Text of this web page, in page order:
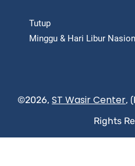
Tutup
Minggu & Hari Libur
©2026, ST Wasir Center,
Rights